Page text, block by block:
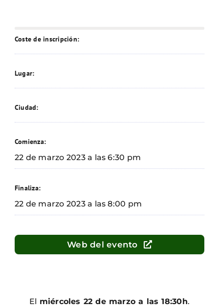
Coste de inscripción:
Lugar:
Ciudad:
Comienza:
22 de marzo 2023 a las 6:30 pm
Finaliza:
22 de marzo 2023 a las 8:00 pm
Web del evento
El miércoles 22 de marzo a las 18:30h.